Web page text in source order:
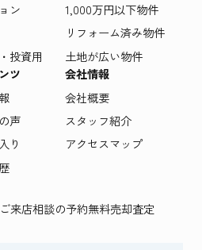
ン
投資用
1,000万円以下物件
リフォーム済み物件
土地が広い物件
ツ
声
り
会社情報
会社概要
スタッフ紹介
アクセスマップ
ご来店相談の予約無料売却査定